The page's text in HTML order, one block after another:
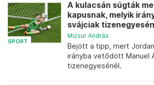
SPORT
A kulacsán súgták
kapusnak, melyik
svájciak
Mizsur András
Bejött a tipp, mert
irányba vetődött Manuel
tizenegyesénél.